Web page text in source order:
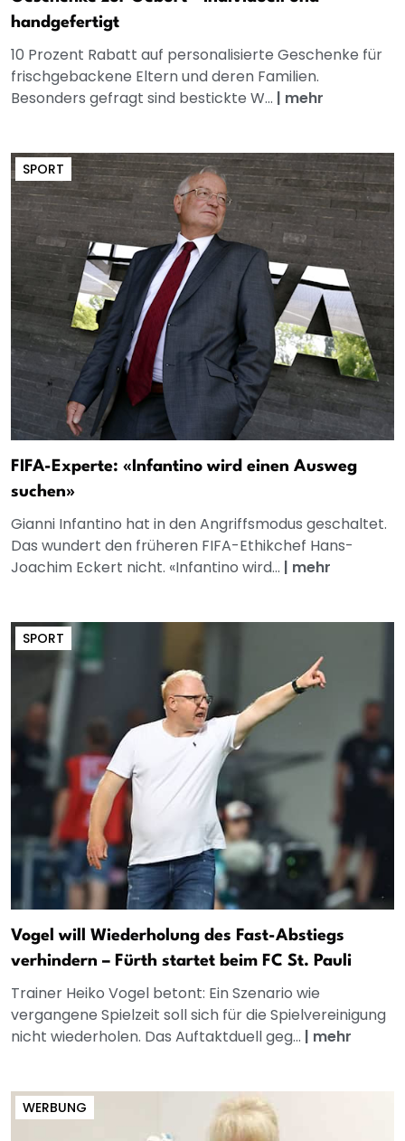
handgefertigt
10 Prozent Rabatt auf personalisierte Geschenke für
frischgebackene Eltern und deren Familien.
Besonders gefragt sind bestickte W... | mehr
SPORT
FIFA-Experte: «Infantino wird einen Ausweg
suchen»
Gianni Infantino hat in den Angriffsmodus geschaltet.
Das wundert den früheren FIFA-Ethikchef Hans-
Joachim Eckert nicht. «Infantino wird... | mehr
SPORT
Vogel will Wiederholung des Fast-Abstiegs
verhindern – Fürth startet beim FC St. Pauli
Trainer Heiko Vogel betont: Ein Szenario wie
vergangene Spielzeit soll sich für die Spielvereinigung
nicht wiederholen. Das Auftaktduell geg... | mehr
WERBUNG